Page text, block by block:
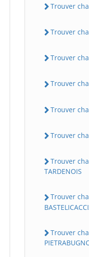
Trouver
Trouver
Trouver
Trouver
Trouver
Trouver
Trouver
TARDENOIS
Trouver
Trouver